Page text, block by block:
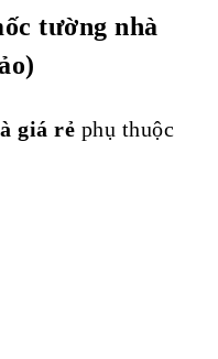
tường nhà
giá rẻ phụ thuộc